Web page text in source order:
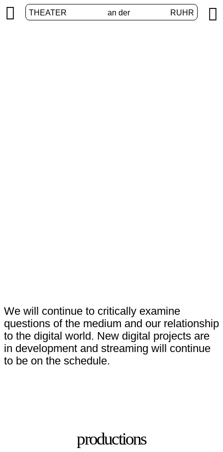
THEATER an der RUHR
 
We will continue to critically examine
questions of the medium and our relationship
to the digital world. New digital projects are
in development and streaming will continue
to be on the schedule.
productions